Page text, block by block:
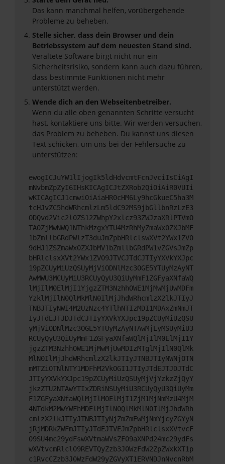
Das kann manchmal helfen, vorübergehende
Probleme zu beheben.
Stelle sicher, dass dein Browser und dein
Betriebssystem auf dem neuesten Stand sind.
Veraltete Software birgt nicht nur ein
Sicherheitsrisiko, sondern kann auch dazu führen,
dass bestimmte Funktionen nicht mehr
unterstützt werden.
Wende dich an den Webseitenbetreiber.
Wenn du alle oben genannten Schritte versucht
hast, kontaktiere uns bitte. Wir werden versuchen,
das Problem zu beheben. Du kannst uns diesen
Text schicken, um uns bei der Fehlersuche zu
unterstützen:
ewogICJuYW1lIjogIk5ldHdvcmtFcnJvciIsCiAgI
mNvbmZpZyI6IHsKICAgICJtZXRob2QiOiAiR0VUIi
wKICAgICJ1cmwiOiAiaHR0cHM6Ly9hcGkueC5ha3M
tcHJvZC5hdWRhcmlzLm5ldC92MS9jbGllbnRzLzE3
ODQvd2Vic2l0ZS12ZWhpY2xlcz93ZWJzaXRlPTVmO
TA0ZjMwNWQ1NThkMzgxYTU4MzRhMyZmaWx0ZXJbMF
1bZmllbGRdPWlzT3duJmZpbHRlclswXVt2YWx1ZV0
9dHJ1ZSZmaWx0ZXJbMV1bZmllbGRdPW1vZGVsJmZp
bHRlclsxXVt2YWx1ZV09JTVCJTdCJTIyYXVkYXJpc
19pZCUyMiUzQSUyMjViODNlMzc3OGE5YTUyMzAyNT
AwMWU3MCUyMiU3RCUyQyU3QiUyMmF1ZGFyaXNfaWQ
lMjIlM0ElMjI1YjgzZTM3NzhhOWE1MjMwMjUwMDFm
YzklMjIlN0QlMkMlN0IlMjJhdWRhcmlzX2lkJTIyJ
TNBJTIyNWI4M2UzNzc4YTlhNTIzMDI1MDAxZmNmJT
IyJTdEJTJDJTdCJTIyYXVkYXJpc19pZCUyMiUzQSU
yMjViODNlMzc3OGE5YTUyMzAyNTAwMjEyMSUyMiU3
RCUyQyU3QiUyMmF1ZGFyaXNfaWQlMjIlM0ElMjI1Y
jgzZTM3NzhhOWE1MjMwMjUwMDIzMTglMjIlN0QlMk
MlN0IlMjJhdWRhcmlzX2lkJTIyJTNBJTIyNWNjOTN
mMTZiOTNlNTY1MDFhM2VkOGI1JTIyJTdEJTJDJTdC
JTIyYXVkYXJpc19pZCUyMiUzQSUyMjVjYzkzZjQyY
jkzZTU2NTAwYTIxZDRiNSUyMiU3RCUyQyU3QiUyMm
F1ZGFyaXNfaWQlMjIlM0ElMjI1ZjM1MjNmMzU4MjM
4NTdkM2MwYWFhMDElMjIlN0QlMkMlN0IlMjJhdWRh
cmlzX2lkJTIyJTNBJTIyNjZmZmEwMjNmYjcyZGYyN
jRjMDRkZWFmJTIyJTdEJTVEJmZpbHRlclsxXVtvcF
09SU4mc29ydFswXVtmaWVsZF09aXNPd24mc29ydFs
wXVtvcmRlcl09REVTQyZzb3J0WzFdW2ZpZWxkXT1p
c1RvcCZzb3J0WzFdW29yZGVyXT1ERVNDJnNvcnRbM